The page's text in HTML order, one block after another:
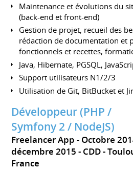
Maintenance et évolutions du
(back-end et front-end)
Gestion de projet, recueil des
rédaction de documentation et
fonctionnels et recettes,
Java, Hibernate, PGSQL,
Support utilisateurs N1/2/3
Utilisation de Git, BitBucket et
Développeur (PHP /
Symfony 2 / NodeJS)
Freelancer App
Octobre
décembre 2015 CDD
France